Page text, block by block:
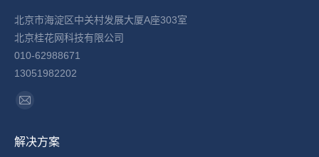
北京市海淀区中关村发展大厦A座303室
北京桂花网科技有限公司
010-62988671
13051982202
找到我们：
Mail
opens
解决方案